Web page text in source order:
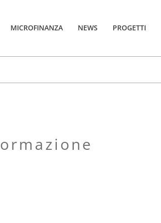
MICROFINANZA NEWS PROGETTI
formazione